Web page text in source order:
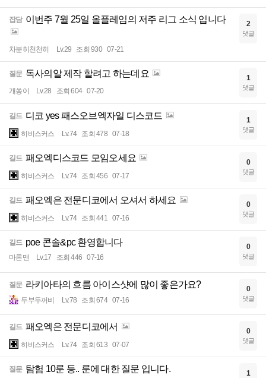
잡담 이번주 7월 25일 올플레임의 저주 리그 소식 입니다
차분히천천히 Lv.29 조회 930 07-21
2
댓글
질문 독사의알 제작 할려고 하는데요
개쏭이 Lv.28 조회 604 07-20
1
댓글
길드 디코 yes 패스오브엑자일 디스코드
히비스커스 Lv.74 조회 478 07-18
1
댓글
길드 패오엑디스코드 모임오세요
히비스커스 Lv.74 조회 456 07-17
0
댓글
길드 패오엑은 전문디코에서 오셔서 하세요
히비스커스 Lv.74 조회 441 07-16
0
댓글
길드 poe 콘솔&pc 환영합니다
마론맨 Lv.17 조회 446 07-16
0
댓글
질문 라키아타의 흐름 아이스샷에 많이 좋은가요?
두부두꺼비 Lv.78 조회 674 07-16
0
댓글
길드 패오엑은 전문디코에서
히비스커스 Lv.74 조회 613 07-07
0
댓글
질문 탐험 10룬 등.. 룬에 대한 질문 입니다. 1